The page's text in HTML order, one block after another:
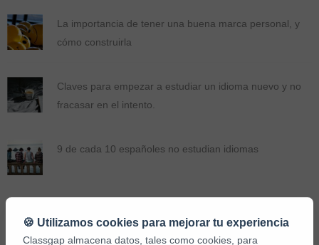
La importancia de tener una buena marca personal, y
cómo construirla
Claves para empezar a estudiar un idioma nuevo y no
fracasar en el intento.
9 de cada 10 españoles no estudian idiomas
🍪 Utilizamos cookies para mejorar tu experiencia
Classgap almacena datos, tales como cookies, para